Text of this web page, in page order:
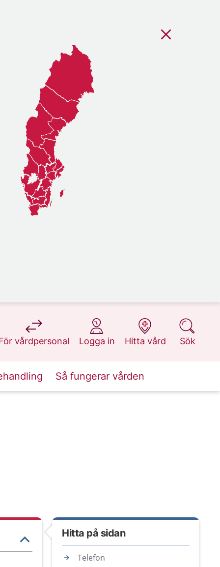
vårdpersonal
på 1177.se
Logga in
på 1177.se
Hitta vård
på 1177.se
Sök
på 1177.se
Så fungerar vården
Hitta på sidan
Telefon